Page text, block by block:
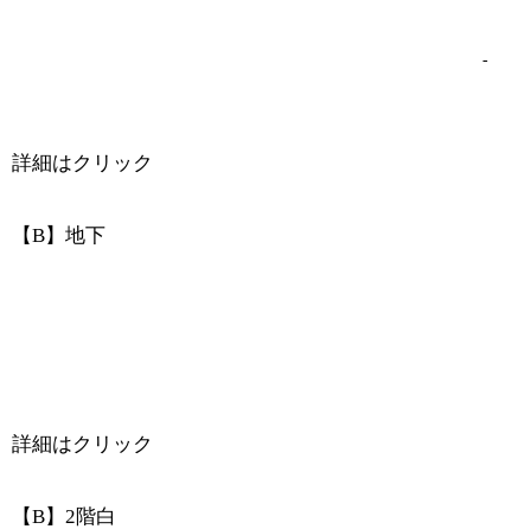
-
詳細はクリック
【B】地下
詳細はクリック
【B】2階白